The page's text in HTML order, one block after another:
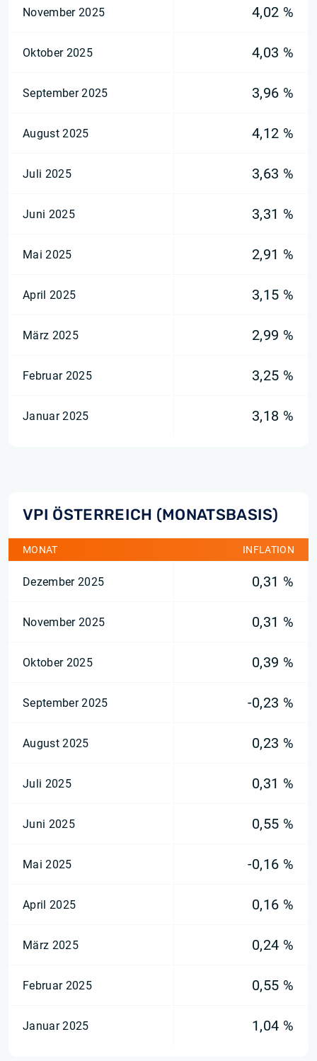
November 2025 4,02 %
Oktober 2025 4,03 %
September 2025 3,96 %
August 2025 4,12 %
Juli 2025 3,63 %
Juni 2025 3,31 %
Mai 2025 2,91 %
April 2025 3,15 %
März 2025 2,99 %
Februar 2025 3,25 %
Januar 2025 3,18 %
VPI ÖSTERREICH (MONATSBASIS)
MONAT INFLATION
Dezember 2025 0,31 %
November 2025 0,31 %
Oktober 2025 0,39 %
September 2025 -0,23 %
August 2025 0,23 %
Juli 2025 0,31 %
Juni 2025 0,55 %
Mai 2025 -0,16 %
April 2025 0,16 %
März 2025 0,24 %
Februar 2025 0,55 %
Januar 2025 1,04 %